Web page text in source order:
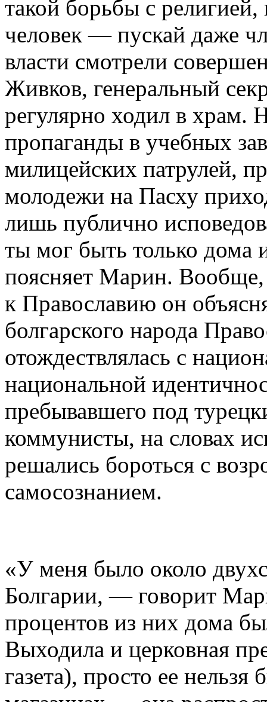
такой борьбы с
человек — пускай даже
власти смотрели
Живков, генеральный
регулярно ходил в храм.
пропаганды в учебных
милицейских патрулей,
молодежи на Пасху
лишь публично
ты мог быть только дома
поясняет Марин. Вообще,
к Православию он
болгарского народа
отождествлялась с
национальной
пребывавшего под
коммунисты, на словах
решались бороться с
самосознанием.
«У меня было около
Болгарии, — говорит
процентов из них дома
Выходила и церковная
газета), просто ее нельзя